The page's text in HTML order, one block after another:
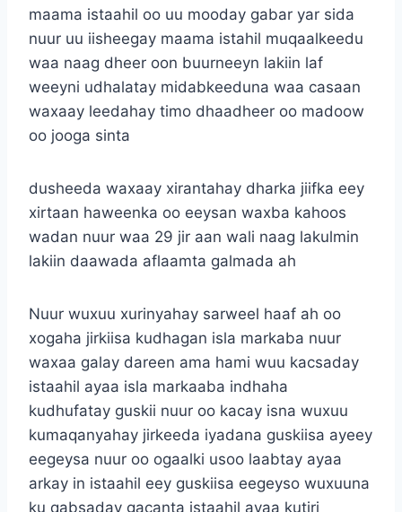
maama istaahil oo uu mooday gabar yar sida
nuur uu iisheegay maama istahil muqaalkeedu
waa naag dheer oon buurneeyn lakiin laf
weeyni udhalatay midabkeeduna waa casaan
waxaay leedahay timo dhaadheer oo madoow
oo jooga sinta
dusheeda waxaay xirantahay dharka jiifka eey
xirtaan haweenka oo eeysan waxba kahoos
wadan nuur waa 29 jir aan wali naag lakulmin
lakiin daawada aflaamta galmada ah
Nuur wuxuu xurinyahay sarweel haaf ah oo
xogaha jirkiisa kudhagan isla markaba nuur
waxaa galay dareen ama hami wuu kacsaday
istaahil ayaa isla markaaba indhaha
kudhufatay guskii nuur oo kacay isna wuxuu
kumaqanyahay jirkeeda iyadana guskiisa ayeey
eegeysa nuur oo ogaalki usoo laabtay ayaa
arkay in istaahil eey guskiisa eegeyso wuxuuna
ku qabsaday gacanta istaahil ayaa kutiri